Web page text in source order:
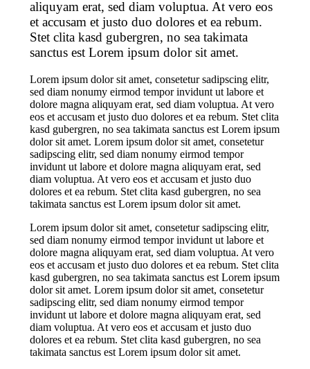
aliquyam erat, sed diam voluptua. At vero eos
et accusam et justo duo dolores et ea rebum.
Stet clita kasd gubergren, no sea takimata
sanctus est Lorem ipsum dolor sit amet.
Lorem ipsum dolor sit amet, consetetur sadipscing elitr,
sed diam nonumy eirmod tempor invidunt ut labore et
dolore magna aliquyam erat, sed diam voluptua. At vero
eos et accusam et justo duo dolores et ea rebum. Stet clita
kasd gubergren, no sea takimata sanctus est Lorem ipsum
dolor sit amet. Lorem ipsum dolor sit amet, consetetur
sadipscing elitr, sed diam nonumy eirmod tempor
invidunt ut labore et dolore magna aliquyam erat, sed
diam voluptua. At vero eos et accusam et justo duo
dolores et ea rebum. Stet clita kasd gubergren, no sea
takimata sanctus est Lorem ipsum dolor sit amet.
Lorem ipsum dolor sit amet, consetetur sadipscing elitr,
sed diam nonumy eirmod tempor invidunt ut labore et
dolore magna aliquyam erat, sed diam voluptua. At vero
eos et accusam et justo duo dolores et ea rebum. Stet clita
kasd gubergren, no sea takimata sanctus est Lorem ipsum
dolor sit amet. Lorem ipsum dolor sit amet, consetetur
sadipscing elitr, sed diam nonumy eirmod tempor
invidunt ut labore et dolore magna aliquyam erat, sed
diam voluptua. At vero eos et accusam et justo duo
dolores et ea rebum. Stet clita kasd gubergren, no sea
takimata sanctus est Lorem ipsum dolor sit amet.